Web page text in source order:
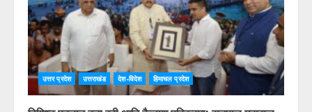
उत्तर प्रदेश उत्तराखंड देश-विदेश हिमाचल प्रदेश